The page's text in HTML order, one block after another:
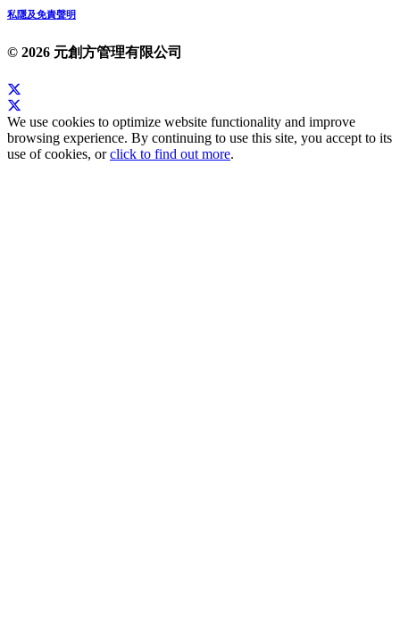
私隱及免責聲明
© 2026 元創方管理有限公司
We use cookies to optimize website functionality and improve
browsing experience. By continuing to use this site, you accept to its
use of cookies, orclick to find out more.